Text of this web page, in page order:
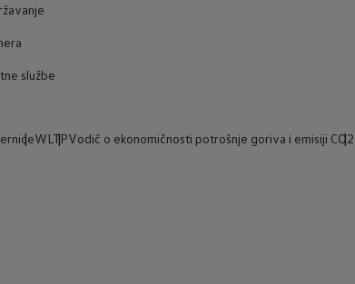
službe
WLTPVodič o ekonomičnosti potrošnje goriva i emisiji CO2